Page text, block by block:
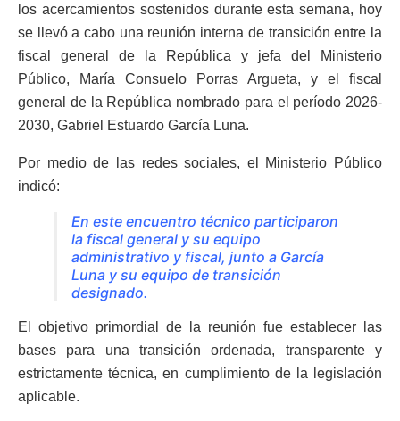
los acercamientos sostenidos durante esta semana, hoy
se llevó a cabo una reunión interna de transición entre la
fiscal general de la República y jefa del Ministerio
Público, María Consuelo Porras Argueta, y el fiscal
general de la República nombrado para el período 2026-
2030, Gabriel Estuardo García Luna.
Por medio de las redes sociales, el Ministerio Público
indicó:
En este encuentro técnico participaron
la fiscal general y su equipo
administrativo y fiscal, junto a García
Luna y su equipo de transición
designado.
El objetivo primordial de la reunión fue establecer las
bases para una transición ordenada, transparente y
estrictamente técnica, en cumplimiento de la legislación
aplicable.